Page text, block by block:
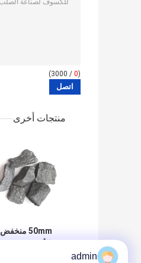
(
0
/ 3000)
منتجات أخرى
50mm منخفض
admin